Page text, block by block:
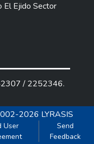
El Ejido Sector
/ 2252346.
2026 LYRASIS
User
Send
Feedback